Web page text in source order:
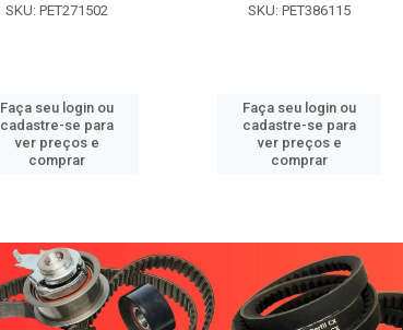
SKU: PET271502
Faça seu login ou
cadastre-se para
ver preços e
comprar
SKU: PET386115
Faça seu login ou
cadastre-se para
ver preços e
comprar